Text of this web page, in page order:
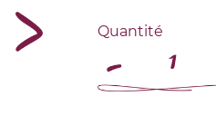
Quantité